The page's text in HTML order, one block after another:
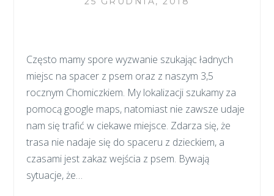
Często mamy spore wyzwanie szukając ładnych
miejsc na spacer z psem oraz z naszym 3,5
rocznym Chomiczkiem. My lokalizacji szukamy za
pomocą google maps, natomiast nie zawsze udaje
nam się trafić w ciekawe miejsce. Zdarza się, że
trasa nie nadaje się do spaceru z dzieckiem, a
czasami jest zakaz wejścia z psem. Bywają
sytuacje, że…